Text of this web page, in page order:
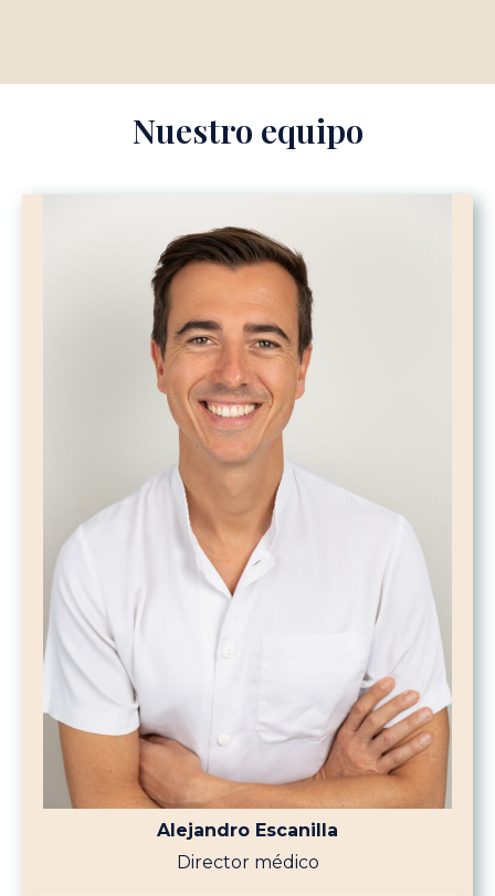
Nuestro equipo
Alejandro Escanilla
Director médico